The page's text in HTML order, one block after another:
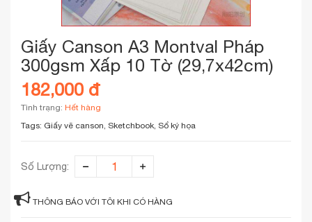
Giấy Canson A3 Montval Pháp
300gsm Xấp 10 Tờ (29,7x42cm)
182,000 đ
Tình trạng: Hết hàng
Tags: Giấy vẽ canson, Sketchbook, Sổ ký họa
Số Lượng:
THÔNG BÁO VỚI TÔI KHI CÓ HÀNG